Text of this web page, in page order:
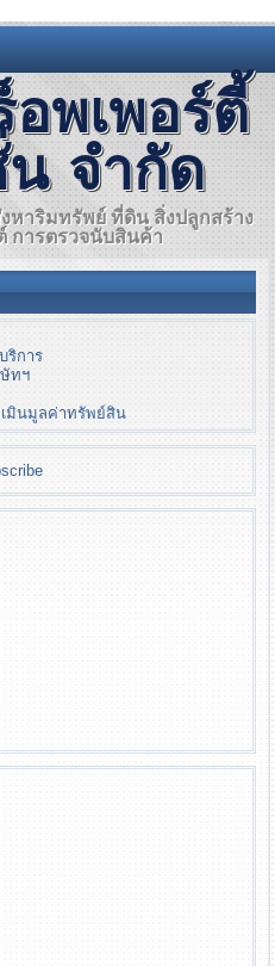
พเพอร์ตี้
จำกัด
หาริมทรัพย์ ที่ดิน สิ่งปลูกสร้าง
การตรวจนับสินค้า
ริการ
ทฯ
มินมูลค่าทรัพย์สิน